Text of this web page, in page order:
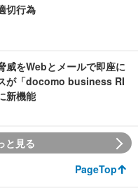
切行為
威をWebとメールで即座に
が「docomo business RI
新機能
と見る
PageTop